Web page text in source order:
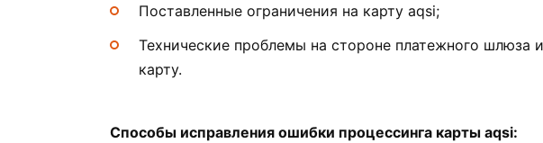
Поставленные ограничения на карту aqsi;
Технические проблемы на стороне платежного
карту.
Способы исправления ошибки процессинга карты aqsi: